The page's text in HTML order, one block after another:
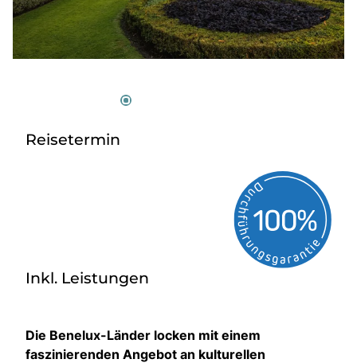
Reisetermin
Inkl. Leistungen
Die Benelux-Länder locken mit einem
faszinierenden Angebot an kulturellen